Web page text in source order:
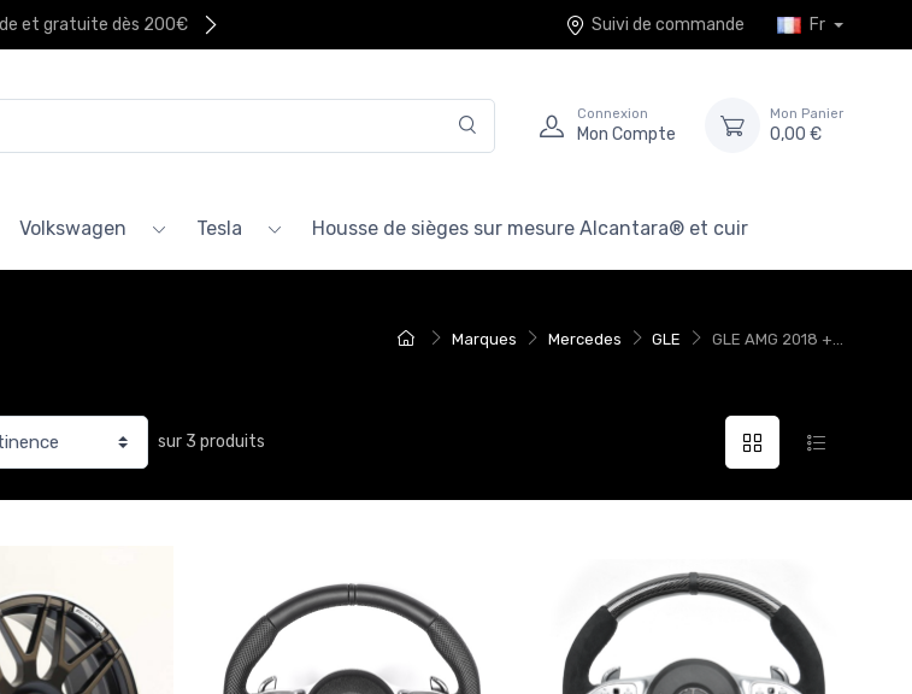
et gratuite dès 200€ Suivi de commande Fr
Connexion
Mon Compte
Mon Panier
0,00 €
Volkswagen Tesla Housse de sièges sur mesure Alcantara® et cuir
Marques Mercedes GLE GLE AMG 2018 +...
sur 3 produits